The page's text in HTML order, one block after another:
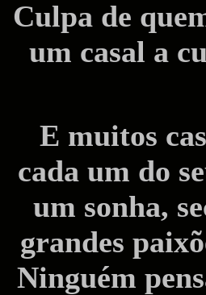
Culpa de
um casal a
E muitos
cada um do
um sonha,
grandes
Ninguém